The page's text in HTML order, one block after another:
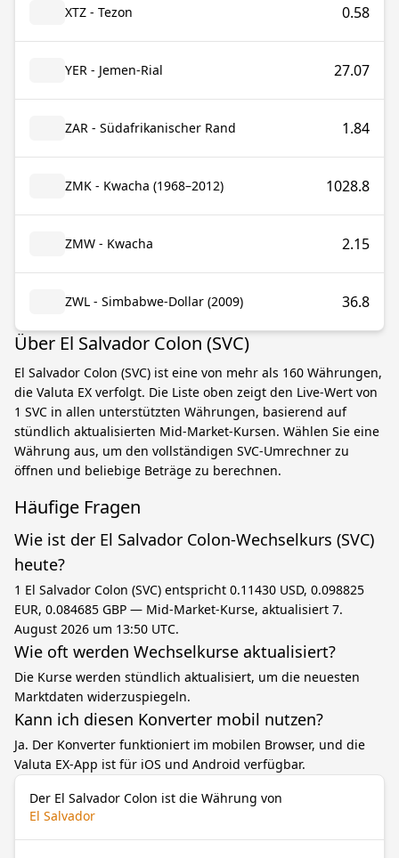
XTZ - Tezon 0.58
YER - Jemen-Rial 27.07
ZAR - Südafrikanischer Rand 1.84
ZMK - Kwacha (1968–2012) 1028.8
ZMW - Kwacha 2.15
ZWL - Simbabwe-Dollar (2009) 36.8
Über El Salvador Colon (SVC)
El Salvador Colon (SVC) ist eine von mehr als 160 Währungen,
die Valuta EX verfolgt. Die Liste oben zeigt den Live-Wert von
1 SVC in allen unterstützten Währungen, basierend auf
stündlich aktualisierten Mid-Market-Kursen. Wählen Sie eine
Währung aus, um den vollständigen SVC-Umrechner zu
öffnen und beliebige Beträge zu berechnen.
Häufige Fragen
Wie ist der El Salvador Colon-Wechselkurs (SVC)
heute?
1 El Salvador Colon (SVC) entspricht 0.11430 USD, 0.098825
EUR, 0.084685 GBP — Mid-Market-Kurse, aktualisiert 7.
August 2026 um 13:50 UTC.
Wie oft werden Wechselkurse aktualisiert?
Die Kurse werden stündlich aktualisiert, um die neuesten
Marktdaten widerzuspiegeln.
Kann ich diesen Konverter mobil nutzen?
Ja. Der Konverter funktioniert im mobilen Browser, und die
Valuta EX-App ist für iOS und Android verfügbar.
Der El Salvador Colon ist die Währung von
El Salvador